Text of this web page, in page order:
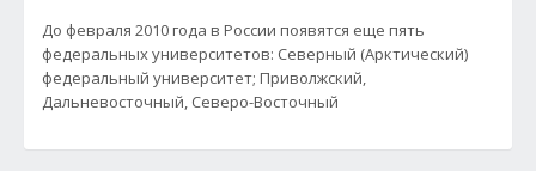
До февраля 2010 года в России появятся еще пять
федеральных университетов: Северный (Арктический)
федеральный университет; Приволжский,
Дальневосточный, Северо-Восточный